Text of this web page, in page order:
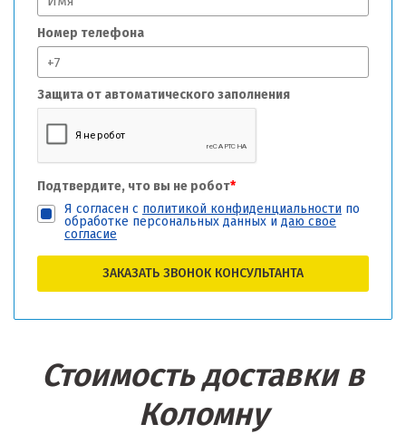
Номер телефона
Защита от автоматического заполнения
Подтвердите, что вы не робот*
Я согласен с политикой конфиденциальности по
обработке персональных данных и даю свое
согласие
ЗАКАЗАТЬ ЗВОНОК КОНСУЛЬТАНТА
Стоимость доставки в
Коломну